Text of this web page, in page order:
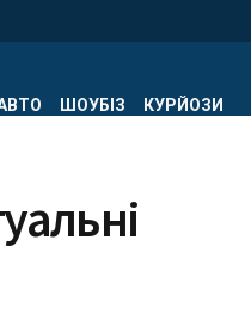
ШОУБІЗ КУРЙОЗИ